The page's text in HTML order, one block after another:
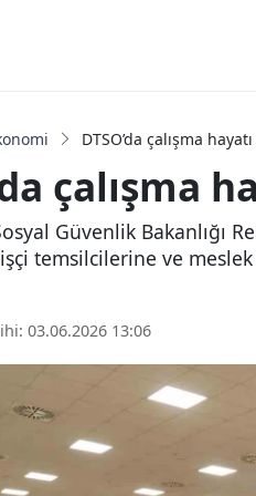
DTSO’da çalışma
çalışma
Güvenlik Bakanlığı
temsilcilerine ve
03.06.2026 13:06